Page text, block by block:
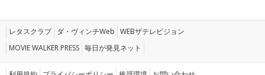
レタスクラブ ダ・ヴィンチWeb WEBザテレビジョン
MOVIE WALKER PRESS 毎日が発見ネット